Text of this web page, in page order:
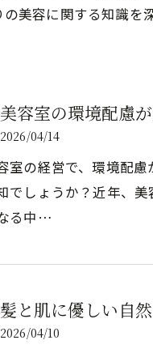
美容に関する知識
美容室の環境配慮
2026/04/14
室の経営で、環境配
でしょうか？近年、
る中…
髪と肌に優しい自
2026/04/10